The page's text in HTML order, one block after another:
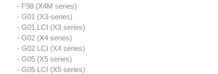
- F98 (X4M series)
- G01 (X3-series)
- G01 LCI (X3 series)
- G02 (X4 series)
- G02 LCI (X4 series)
- G05 (X5 series)
- G05 LCI (X5 series)